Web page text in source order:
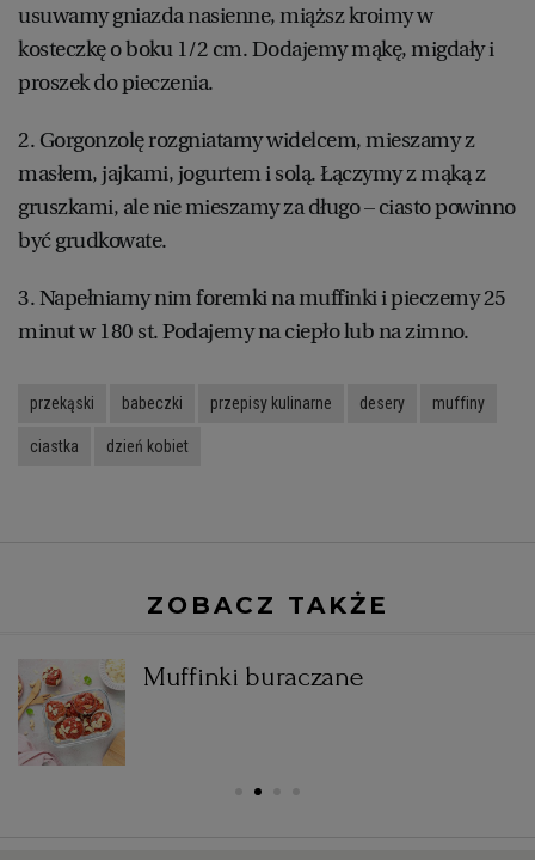
usuwamy gniazda nasienne, miąższ kroimy w
kosteczkę o boku 1/2 cm. Dodajemy mąkę, migdały i
proszek do pieczenia.
2. Gorgonzolę rozgniatamy widelcem, mieszamy z
masłem, jajkami, jogurtem i solą. Łączymy z mąką z
gruszkami, ale nie mieszamy za długo – ciasto powinno
być grudkowate.
3. Napełniamy nim foremki na muffinki i pieczemy 25
minut w 180 st. Podajemy na ciepło lub na zimno.
przekąski babeczki przepisy kulinarne desery muffiny
ciastka dzień kobiet
ZOBACZ TAKŻE
Muffinki buraczane